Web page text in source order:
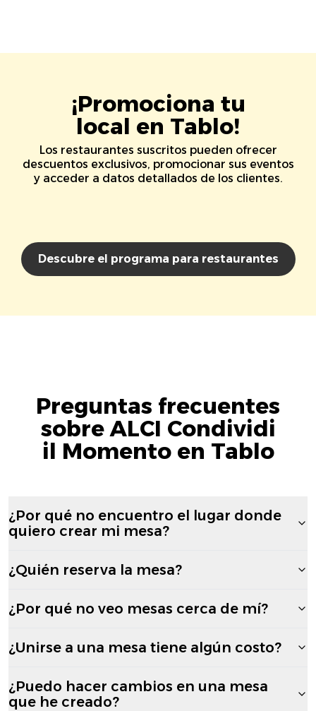
¡Promociona tu
local en Tablo!
Los restaurantes suscritos pueden ofrecer
descuentos exclusivos, promocionar sus eventos
y acceder a datos detallados de los clientes.
Descubre el programa para restaurantes
Preguntas frecuentes
sobre ALCI Condividi
il Momento en Tablo
¿Por qué no encuentro el lugar donde
quiero crear mi mesa?
¿Quién reserva la mesa?
¿Por qué no veo mesas cerca de mí?
¿Unirse a una mesa tiene algún costo?
¿Puedo hacer cambios en una mesa
que he creado?